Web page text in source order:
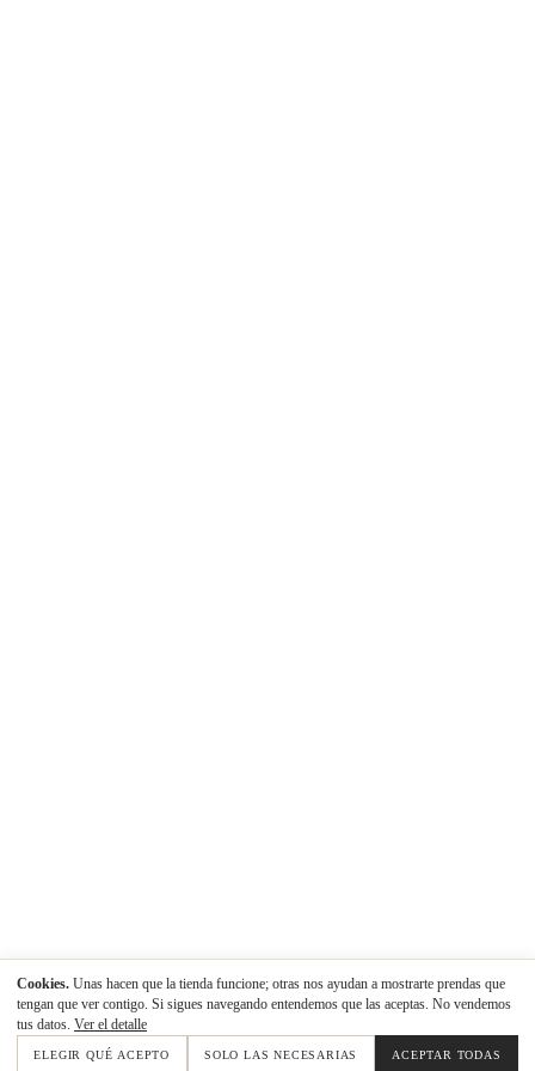
Cookies. Unas hacen que la tienda funcione; otras nos ayudan a mostrarte prendas que
tengan que ver contigo. Si sigues navegando entendemos que las aceptas. No vendemos
tus datos. Ver el detalle
ELEGIR QUÉ ACEPTO SOLO LAS NECESARIAS ACEPTAR TODAS